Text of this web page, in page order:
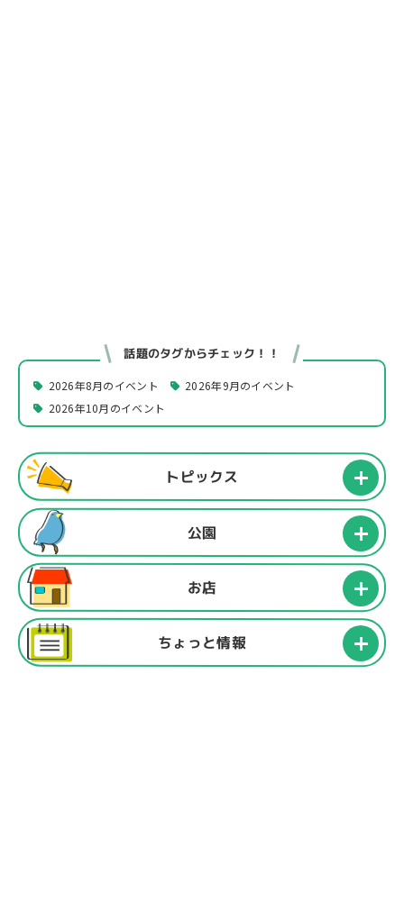
話題のタグからチェック！！
2026年8月のイベント
2026年9月のイベント
2026年10月のイベント
トピックス
公園
お店
ちょっと情報